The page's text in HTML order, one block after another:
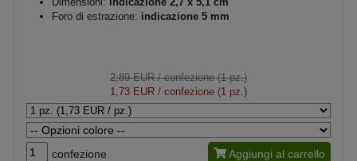
Foro di estrazione: indicazione 5 mm
2,89 EUR/ confezione (1 pz.)
1,73 EUR / confezione (1 pz.)
confezione Aggiungi al carrello